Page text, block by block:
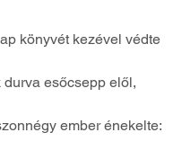
könyvét kezével védte
durva esőcsepp elől,
ember énekelte: